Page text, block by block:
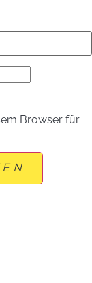
Browser für